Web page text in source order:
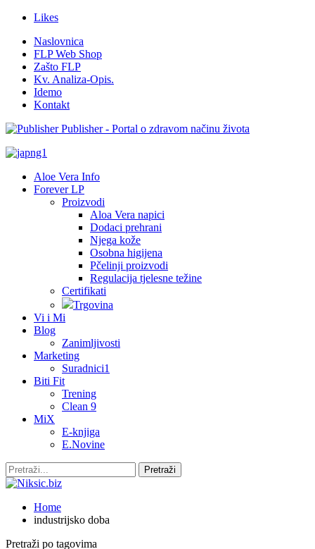
Likes
Naslovnica
FLP Web Shop
Zašto FLP
Kv. Analiza-Opis.
Idemo
Kontakt
Publisher - Portal o zdravom načinu života
Aloe Vera Info
Forever LP
Proizvodi
Aloa Vera napici
Dodaci prehrani
Njega kože
Osobna higijena
Pčelinji proizvodi
Regulacija tjelesne težine
Certifikati
Trgovina
Vi i Mi
Blog
Zanimljivosti
Marketing
Suradnici1
Biti Fit
Trening
Clean 9
MiX
E-knjiga
E.Novine
Home
industrijsko doba
Pretraži po tagovima